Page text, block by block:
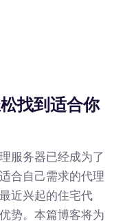
找到适合你
服务器已经成为了
合自己需求的代理
近兴起的住宅代
势。本篇博客将为